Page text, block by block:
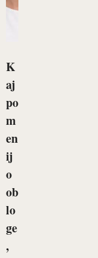
K
aj
po
m
en
ij
o
ob
lo
ge
,